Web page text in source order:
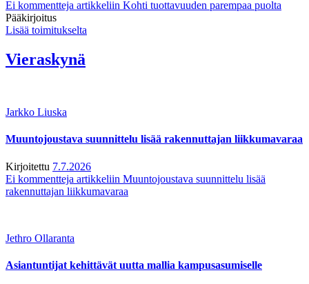
Ei kommentteja artikkeliin Kohti tuottavuuden parempaa puolta
Pääkirjoitus
Lisää toimitukselta
Vieraskynä
Jarkko Liuska
Muuntojoustava suunnittelu lisää rakennuttajan liikkumavaraa
Kirjoitettu 7.7.2026
Ei kommentteja artikkeliin Muuntojoustava suunnittelu lisää
rakennuttajan liikkumavaraa
Jethro Ollaranta
Asiantuntijat kehittävät uutta mallia kampusasumiselle